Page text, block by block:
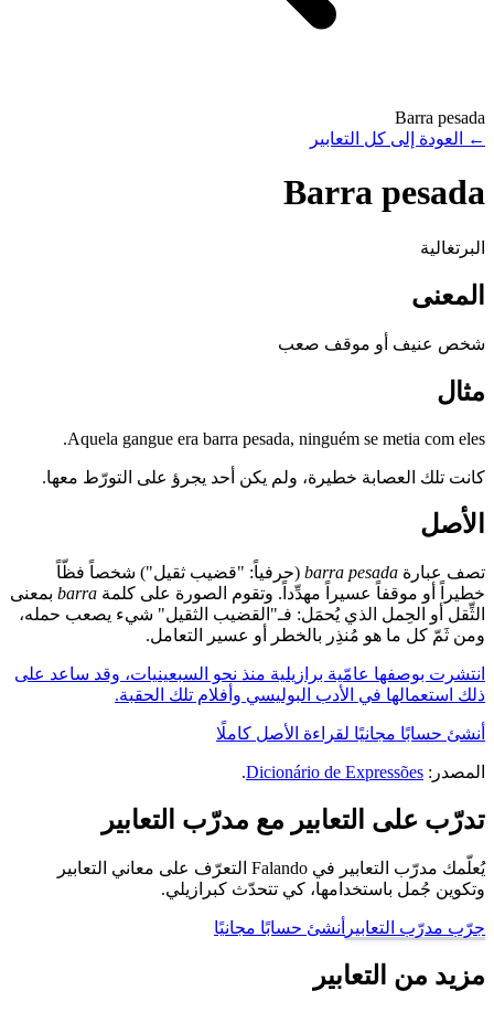
Barra pesada
←
العودة إلى كل التعابير
Barra pesada
البرتغالية
المعنى
شخص عنيف أو موقف صعب
مثال
Aquela gangue era barra pesada, ninguém se metia com eles.
كانت تلك العصابة خطيرة، ولم يكن أحد يجرؤ على التورّط معها.
الأصل
تصف عبارة barra pesada (حرفياً: "قضيب ثقيل") شخصاً فظّاً
خطيراً أو موقفاً عسيراً مهدِّداً. وتقوم الصورة على كلمة barra بمعنى
الثِّقل أو الحِمل الذي يُحمَل: فـ"القضيب الثقيل" شيء يصعب حمله،
ومن ثَمّ كل ما هو مُنذِر بالخطر أو عسير التعامل.
انتشرت بوصفها عامّية برازيلية منذ نحو السبعينيات، وقد ساعد على
ذلك استعمالها في الأدب البوليسي وأفلام تلك الحقبة.
أنشئ حسابًا مجانيًا لقراءة الأصل كاملًا
المصدر: Dicionário de Expressões
.
تدرّب على التعابير مع مدرّب التعابير
يُعلّمك مدرّب التعابير في Falando التعرّف على معاني التعابير
وتكوين جُمل باستخدامها، كي تتحدّث كبرازيلي.
جرّب مدرّب التعابير أنشئ حسابًا مجانيًا
مزيد من التعابير